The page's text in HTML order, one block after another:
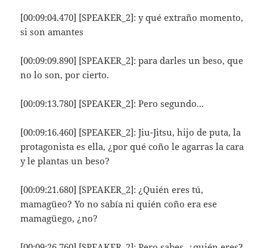
[00:09:04.470] [SPEAKER_2]: y qué extraño momento,
si son amantes
[00:09:09.890] [SPEAKER_2]: para darles un beso, que
no lo son, por cierto.
[00:09:13.780] [SPEAKER_2]: Pero segundo...
[00:09:16.460] [SPEAKER_2]: Jiu-Jitsu, hijo de puta, la
protagonista es ella, ¿por qué coño le agarras la cara
y le plantas un beso?
[00:09:21.680] [SPEAKER_2]: ¿Quién eres tú,
mamagüeo? Yo no sabía ni quién coño era ese
mamagüego, ¿no?